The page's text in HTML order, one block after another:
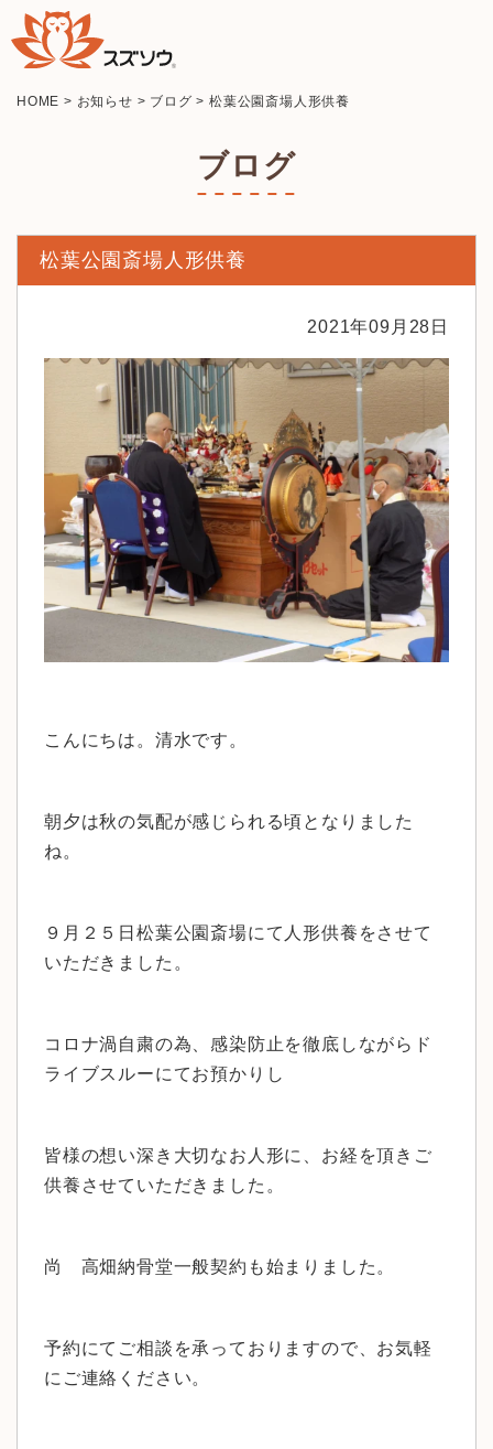
HOME > お知らせ > ブログ >松葉公園斎場人形供養
ブログ
松葉公園斎場人形供養
2021年09月28日
こんにちは。清水です。
朝夕は秋の気配が感じられる頃となりました
ね。
９月２５日松葉公園斎場にて人形供養をさせて
いただきました。
コロナ渦自粛の為、感染防止を徹底しながらド
ライブスルーにてお預かりし
皆様の想い深き大切なお人形に、お経を頂きご
供養させていただきました。
尚 高畑納骨堂一般契約も始まりました。
予約にてご相談を承っておりますので、お気軽
にご連絡ください。